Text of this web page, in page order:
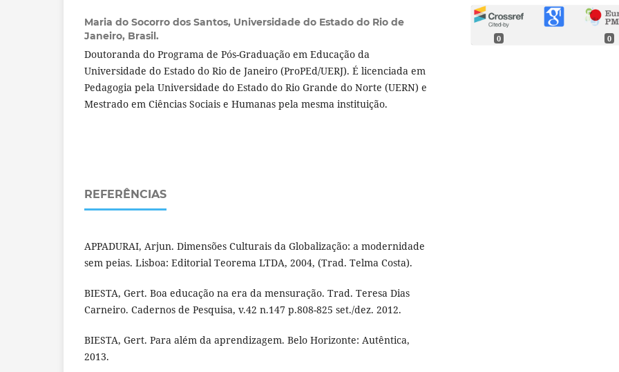
Maria do Socorro dos Santos, Universidade do Estado do Rio de
Janeiro, Brasil.
Doutoranda do Programa de Pós-Graduação em Educação da
Universidade do Estado do Rio de Janeiro (ProPEd/UERJ). É licenciada em
Pedagogia pela Universidade do Estado do Rio Grande do Norte (UERN) e
Mestrado em Ciências Sociais e Humanas pela mesma instituição.
REFERÊNCIAS
APPADURAI, Arjun. Dimensões Culturais da Globalização: a modernidade
sem peias. Lisboa: Editorial Teorema LTDA, 2004, (Trad. Telma Costa).
BIESTA, Gert. Boa educação na era da mensuração. Trad. Teresa Dias
Carneiro. Cadernos de Pesquisa, v.42 n.147 p.808-825 set./dez. 2012.
BIESTA, Gert. Para além da aprendizagem. Belo Horizonte: Autêntica,
2013.
0 0